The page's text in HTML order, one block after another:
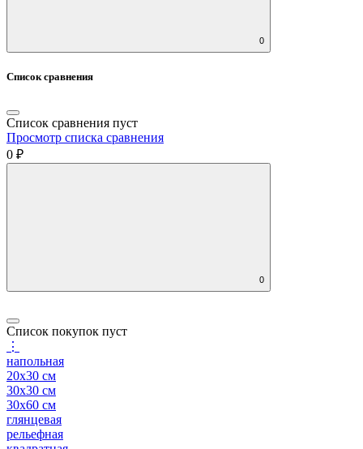
0
Список сравнения
Список сравнения пуст
Просмотр списка сравнения
0 ₽
0
Список покупок пуст
⋮
напольная
20x30 см
30x30 см
30x60 см
глянцевая
рельефная